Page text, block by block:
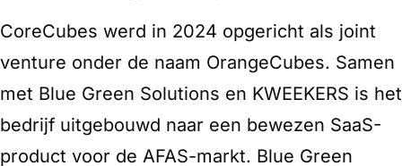
CoreCubes werd in 2024 opgericht als joint
venture onder de naam OrangeCubes. Samen
met Blue Green Solutions en KWEEKERS is het
bedrijf uitgebouwd naar een bewezen SaaS-
product voor de AFAS-markt. Blue Green